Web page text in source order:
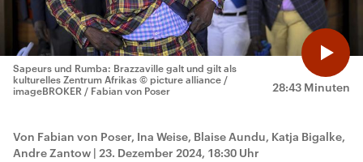
28:43 Minuten
Sapeurs und Rumba: Brazzaville galt und gilt als
kulturelles Zentrum Afrikas © picture alliance /
imageBROKER / Fabian von Poser
Von Fabian von Poser, Ina Weise, Blaise Aundu, Katja Bigalke,
Andre Zantow | 23. Dezember 2024, 18:30 Uhr